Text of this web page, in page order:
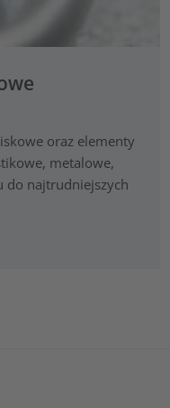
oraz elementy
metalowe,
do najtrudniejszych